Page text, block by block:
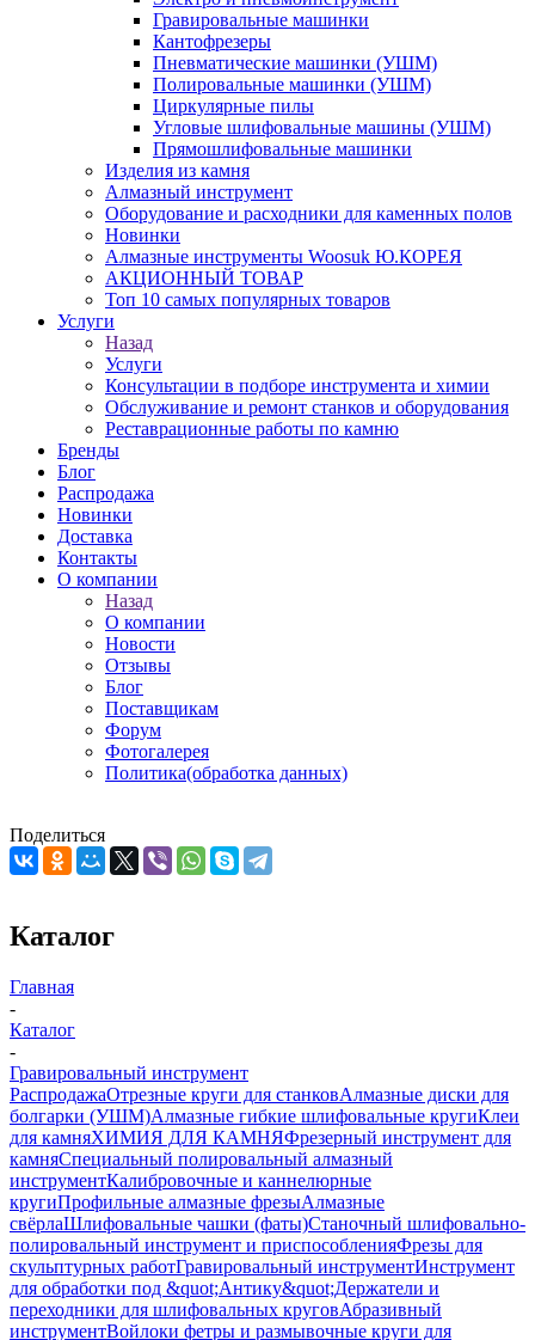
Гравировальные машинки
Кантофрезеры
Пневматические машинки (УШМ)
Полировальные машинки (УШМ)
Циркулярные пилы
Угловые шлифовальные машины (УШМ)
Прямошлифовальные машинки
Изделия из камня
Алмазный инструмент
Оборудование и расходники для каменных полов
Новинки
Алмазные инструменты Woosuk Ю.КОРЕЯ
АКЦИОННЫЙ ТОВАР
Топ 10 самых популярных товаров
Услуги
Назад
Услуги
Консультации в подборе инструмента и химии
Обслуживание и ремонт станков и оборудования
Реставрационные работы по камню
Бренды
Блог
Распродажа
Новинки
Доставка
Контакты
О компании
Назад
О компании
Новости
Отзывы
Блог
Поставщикам
Форум
Фотогалерея
Политика(обработка данных)
Поделиться
Каталог
Главная
-
Каталог
-
Гравировальный инструмент
РаспродажаОтрезные круги для станковАлмазные диски для
болгарки (УШМ)Алмазные гибкие шлифовальные кругиКлеи
для камняХИМИЯ ДЛЯ КАМНЯФрезерный инструмент для
камняСпециальный полировальный алмазный
инструментКалибровочные и каннелюрные
кругиПрофильные алмазные фрезыАлмазные
свёрлаШлифовальные чашки (фаты)Станочный шлифовально-
полировальный инструмент и приспособленияФрезы для
скульптурных работГравировальный инструментИнструмент
для обработки под &quot;Антику&quot;Держатели и
переходники для шлифовальных круговАбразивный
инструментВойлоки фетры и размывочные круги для